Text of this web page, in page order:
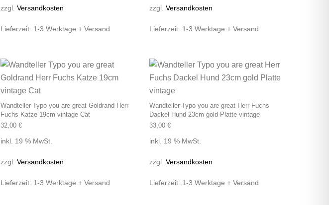
zzgl. Versandkosten
Lieferzeit: 1-3 Werktage + Versand
zzgl. Versandkosten
Lieferzeit: 1-3 Werktage + Versand
Wandteller Typo you are great Goldrand Herr
Fuchs Katze 19cm vintage Cat
32,00 €
inkl. 19 % MwSt.
zzgl. Versandkosten
Lieferzeit: 1-3 Werktage + Versand
Wandteller Typo you are great Herr Fuchs
Dackel Hund 23cm gold Platte vintage
33,00 €
inkl. 19 % MwSt.
zzgl. Versandkosten
Lieferzeit: 1-3 Werktage + Versand